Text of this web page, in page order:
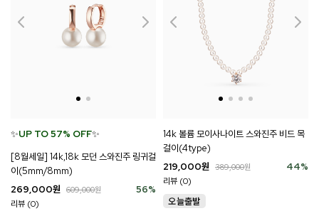
✨UP TO 57% OFF✨
[8월세일] 14k,18k 모던 스와진주 링귀걸
이(5mm/8mm)
56%
269,000원 609,000원
리뷰 (0)
14k 볼륨 모이사나이트 스와진주 비드 목
걸이(4type)
44%
219,000원 389,000원
리뷰 (0)